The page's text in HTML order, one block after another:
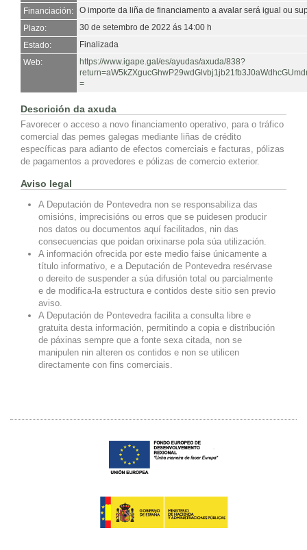
Financiación:
O importe da liña de financiamento a avalar será igual ou
Plazo:
30 de setembro de 2022 ás 14:00 h
Estado:
Finalizada
Web:
https://www.igape.gal/es/ayudas/axuda/838?
=
Descrición da axuda
Favorecer o acceso a novo financiamento operativo, para o tráfico
comercial das pemes galegas mediante liñas de crédito
específicas para adianto de efectos comerciais e facturas, pólizas
de pagamentos a provedores e pólizas de comercio exterior.
Aviso legal
A Deputación de Pontevedra non se responsabiliza das
omisións, imprecisións ou erros que se puidesen producir
nos datos ou documentos aquí facilitados, nin das
consecuencias que poidan orixinarse pola súa utilización.
A información ofrecida por este medio faise únicamente a
título informativo, e a Deputación de Pontevedra resérvase
o dereito de suspender a súa difusión total ou parcialmente
e de modifica-la estructura e contidos deste sitio sen previo
aviso.
A Deputación de Pontevedra facilita a consulta libre e
gratuita desta información, permitindo a copia e distribución
de páxinas sempre que a fonte sexa citada, non se
manipulen nin alteren os contidos e non se utilicen
directamente con fins comerciais.